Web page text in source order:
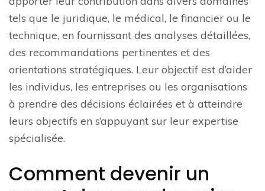
tels que le juridique, le médical, le financier ou le
technique, en fournissant des analyses détaillées,
des recommandations pertinentes et des
orientations stratégiques. Leur objectif est d’aider
les individus, les entreprises ou les organisations
à prendre des décisions éclairées et à atteindre
leurs objectifs en s’appuyant sur leur expertise
spécialisée.
Comment devenir un